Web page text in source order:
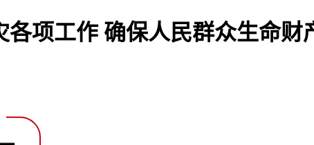
各项工作 确保人民群众生命财